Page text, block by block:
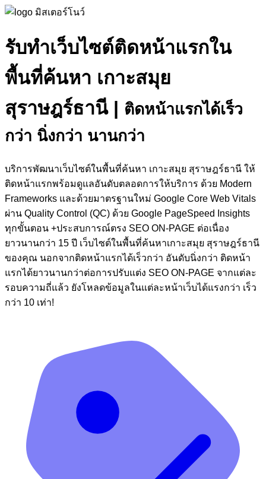
รับทำเว็บไซต์ติดหน้าแรกใน
พื้นที่ค้นหา เกาะสมุย
สุราษฎร์ธานี| ติดหน้าแรกได้เร็ว
กว่า นิ่งกว่า นานกว่า
บริการพัฒนาเว็บไซต์ในพื้นที่ค้นหา เกาะสมุย สุราษฎร์ธานี ให้
ติดหน้าแรกพร้อมดูแลอันดับตลอดการให้บริการ ด้วย Modern
Frameworks และด้วยมาตรฐานใหม่ Google Core Web Vitals
ผ่าน Quality Control (QC) ด้วย Google PageSpeed Insights
ทุกขั้นตอน +ประสบการณ์ตรง SEO ON-PAGE ต่อเนื่อง
ยาวนานกว่า 15 ปี เว็บไซต์ในพื้นที่ค้นหาเกาะสมุย สุราษฎร์ธานี
ของคุณ นอกจากติดหน้าแรกได้เร็วกว่า อันดับนิ่งกว่า ติดหน้า
แรกได้ยาวนานกว่าต่อการปรับแต่ง SEO ON-PAGE จากแต่ละ
รอบความถี่แล้ว ยังโหลดข้อมูลในแต่ละหน้าเว็บได้แรงกว่า เร็ว
กว่า 10 เท่า!